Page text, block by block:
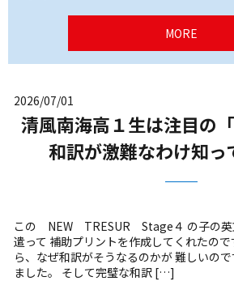
MORE
2026/07/01
清風南海高１生は注目の
和訳が激難なわけ知っ
この NEW TRESUR Stage４ の子の英
遣って 補助プリントを作成してくれたの
ら、なぜ和訳がそうなるのかが 難しいの
ました。 そして完璧な和訳 […]